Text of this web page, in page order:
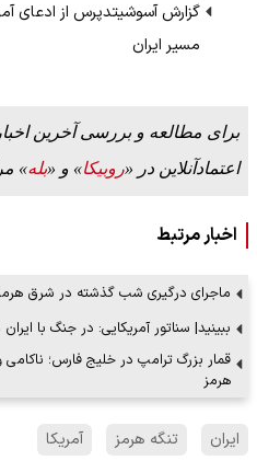
گزارش آسوشیتدپرس از ادعای
مسیر ایران
برای مطالعه و بررسی آخرین
اعتمادآنلاین در «روبیکا» و «بله»
اخبار مرتبط
ماجرای درگیری شب گذشته در شرق
ببینید| سناتور آمریکایی: در جنگ با
قمار بزرگ ترامپ در خلیج فارس؛
هرمز
ایران تنگه هرمز آمریکا